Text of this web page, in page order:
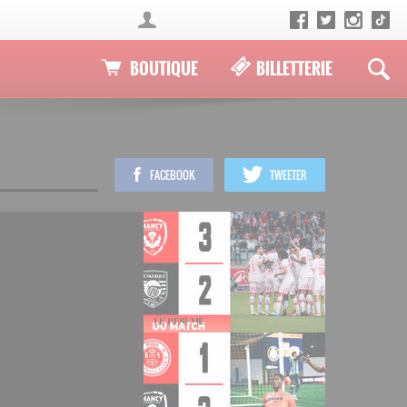
BOUTIQUE BILLETTERIE
FACEBOOK TWEETER